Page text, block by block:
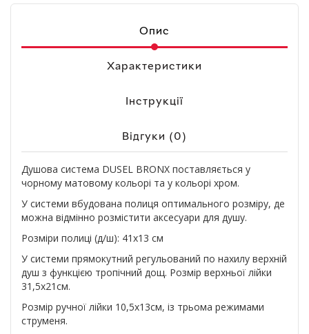
Опис
Характеристики
Інструкції
Відгуки (0)
Душова система DUSEL BRONX поставляється у
чорному матовому кольорі та у кольорі хром.
У системи вбудована полиця оптимального розміру, де
можна відмінно розмістити аксесуари для душу.
Розміри полиці (д/ш): 41х13 см
У системи прямокутний регульований по нахилу верхній
душ з функцією тропічний дощ. Розмір верхньої лійки
31,5х21см.
Розмір ручної лійки 10,5х13см, із трьома режимами
струменя.